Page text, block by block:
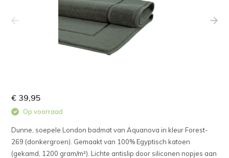
€ 39,95
Op voorraad
Dunne, soepele London badmat van Aquanova in kleur Forest-
269 (donkergroen). Gemaakt van 100% Egyptisch katoen
(gekamd, 1200 gram/m²). Lichte antislip door siliconen nopjes aan